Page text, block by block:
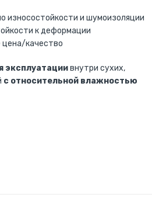
износостойкости и шумоизоляции
к деформации
качество
эксплуатациивнутри сухих,
с относительной влажностью